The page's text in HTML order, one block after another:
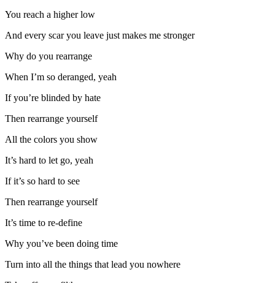
You reach a higher low
And every scar you leave just makes me stronger
Why do you rearrange
When I’m so deranged, yeah
If you’re blinded by hate
Then rearrange yourself
All the colors you show
It’s hard to let go, yeah
If it’s so hard to see
Then rearrange yourself
It’s time to re-define
Why you’ve been doing time
Turn into all the things that lead you nowhere